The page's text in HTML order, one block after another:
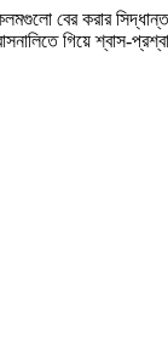
বের করার
গিয়ে শ্বাস-